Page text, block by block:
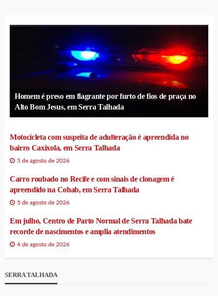
Homem é preso em flagrante por furto de fios de praça no
Alto Bom Jesus, em Serra Talhada
Motocicleta com suspeita de adulteração é apreendida no
bairro Caxixola, em Serra Talhada
5 de agosto de 2026
Carro roubado no Recife e com sinais de clonagem é
apreendido na Cohab, em Serra Talhada
5 de agosto de 2026
Em julho, Centro de Parto Normal de Serra Talhada bate
recorde de nascimentos e amplia atendimentos
4 de agosto de 2026
SERRA TALHADA